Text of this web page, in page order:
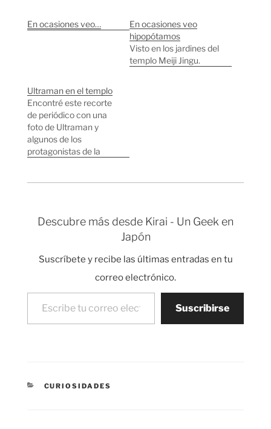
En ocasiones veo…
En ocasiones veo
hipopótamos
Visto en los jardines del
templo Meiji Jingu.
Ultraman en el templo
Encontré este recorte
de periódico con una
foto de Ultraman y
algunos de los
protagonistas de la
pareció curioso porque
respetuoso, se vería
Spiderman/Batman…
Descubre más desde Kirai - Un Geek en
Japón
Suscríbete y recibe las últimas entradas en tu
correo electrónico.
Escribe tu correo electrónico…
Suscribirse
CATEGORÍAS
CURIOSIDADES